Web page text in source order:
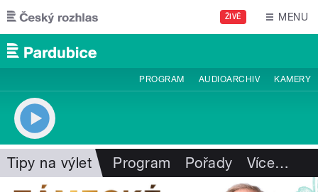
Přejít k hlavnímu obsahu
ŽIVĚ MENU
PROGRAM AUDIOARCHIV KAMERY
Tipy na výlet Program Pořady Více…